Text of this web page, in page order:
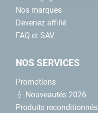
Nos marques
Devenez affilié
FAQ et SAV
NOS SERVICES
Promotions
💧 Nouveautés 2026
Produits reconditionnés